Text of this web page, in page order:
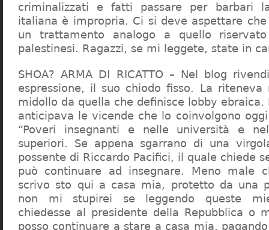
criminalizzati e fatti passare per barbari
italiana è impropria. Ci si deve aspettare
un trattamento analogo a quello
palestinesi. Ragazzi, se mi leggete, state in
SHOA? ARMA DI RICATTO – Nel blog
espressione, il suo chiodo fisso. La
midollo da quella che definisce lobby ebraica.
anticipava le vicende che lo coinvolgono
“Poveri insegnanti e nelle università e
superiori. Se appena sgarrano di una
possente di Riccardo Pacifici, il quale chiede
può continuare ad insegnare. Meno male
scrivo sto qui a casa mia, protetto da una
non mi stupirei se leggendo queste
chiedesse al presidente della Repubblica o
posso continuare a stare a casa mia,